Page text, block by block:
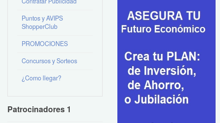
Puntos y AVIPS
ShopperClub
PROMOCIONES
Concursos y Sorteos
¿Como llegar?
Patrocinadores 1